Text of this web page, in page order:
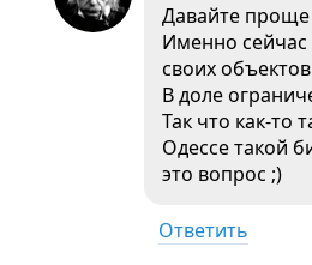
Давайте проще
Именно сейчас
своих
В доле
Так что как-то
Одессе такой
это вопрос ;)
Ответить